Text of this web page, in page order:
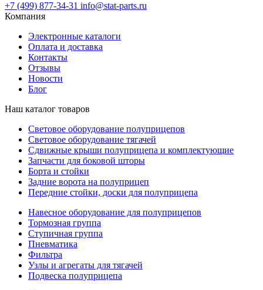
+7 (499) 877-34-31 info@stat-parts.ru
Компания
Электронные каталоги
Оплата и доставка
Контакты
Отзывы
Новости
Блог
Наш каталог товаров
Световое оборудование полуприцепов
Световое оборудование тягачей
Сдвижные крыши полуприцепа и комплектующие
Запчасти для боковой шторы
Борта и стойки
Задние ворота на полуприцеп
Передние стойки, доски для полуприцепа
Навесное оборудование для полуприцепов
Тормозная группа
Ступичная группа
Пневматика
Фильтра
Узлы и агрегаты для тягачей
Подвеска полуприцепа